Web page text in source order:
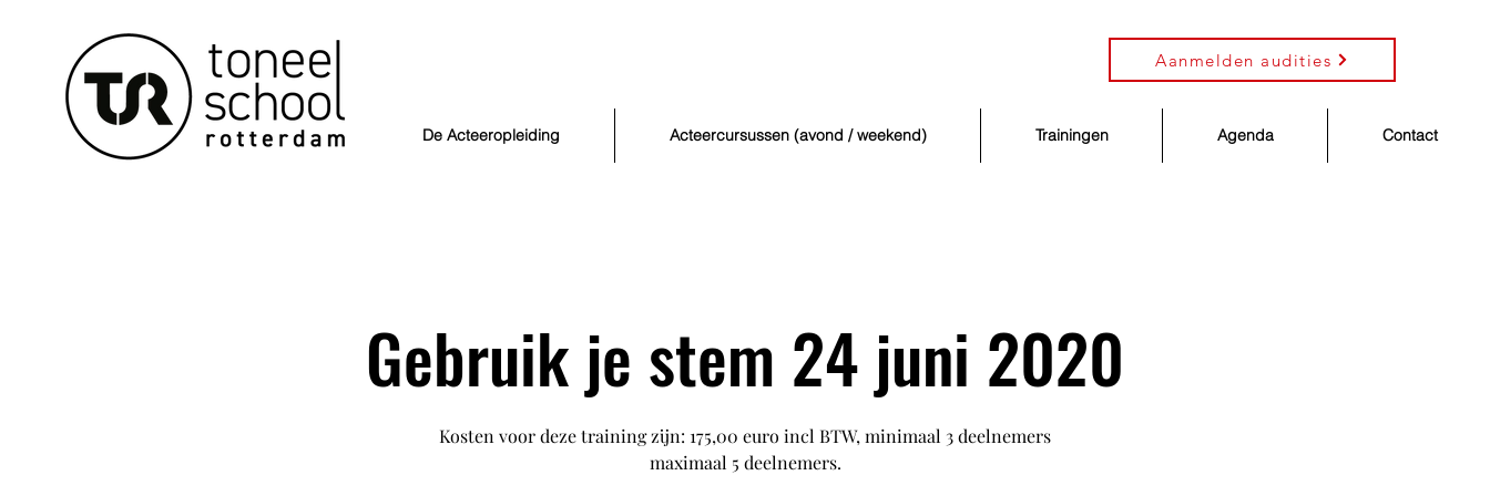
Aanmelden audities
De Acteeropleiding Acteercursussen (avond / weekend) Trainingen Agenda Contact
Gebruik je stem 24 juni 2020
Kosten voor deze training zijn: 175,00 euro incl BTW, minimaal 3 deelnemers
maximaal 5 deelnemers.